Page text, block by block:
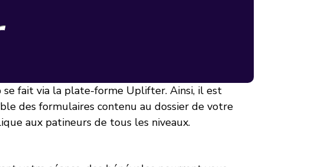
se fait via la plate-forme Uplifter. Ainsi, il est
des formulaires contenu au dossier de votre
aux patineurs de tous les niveaux.